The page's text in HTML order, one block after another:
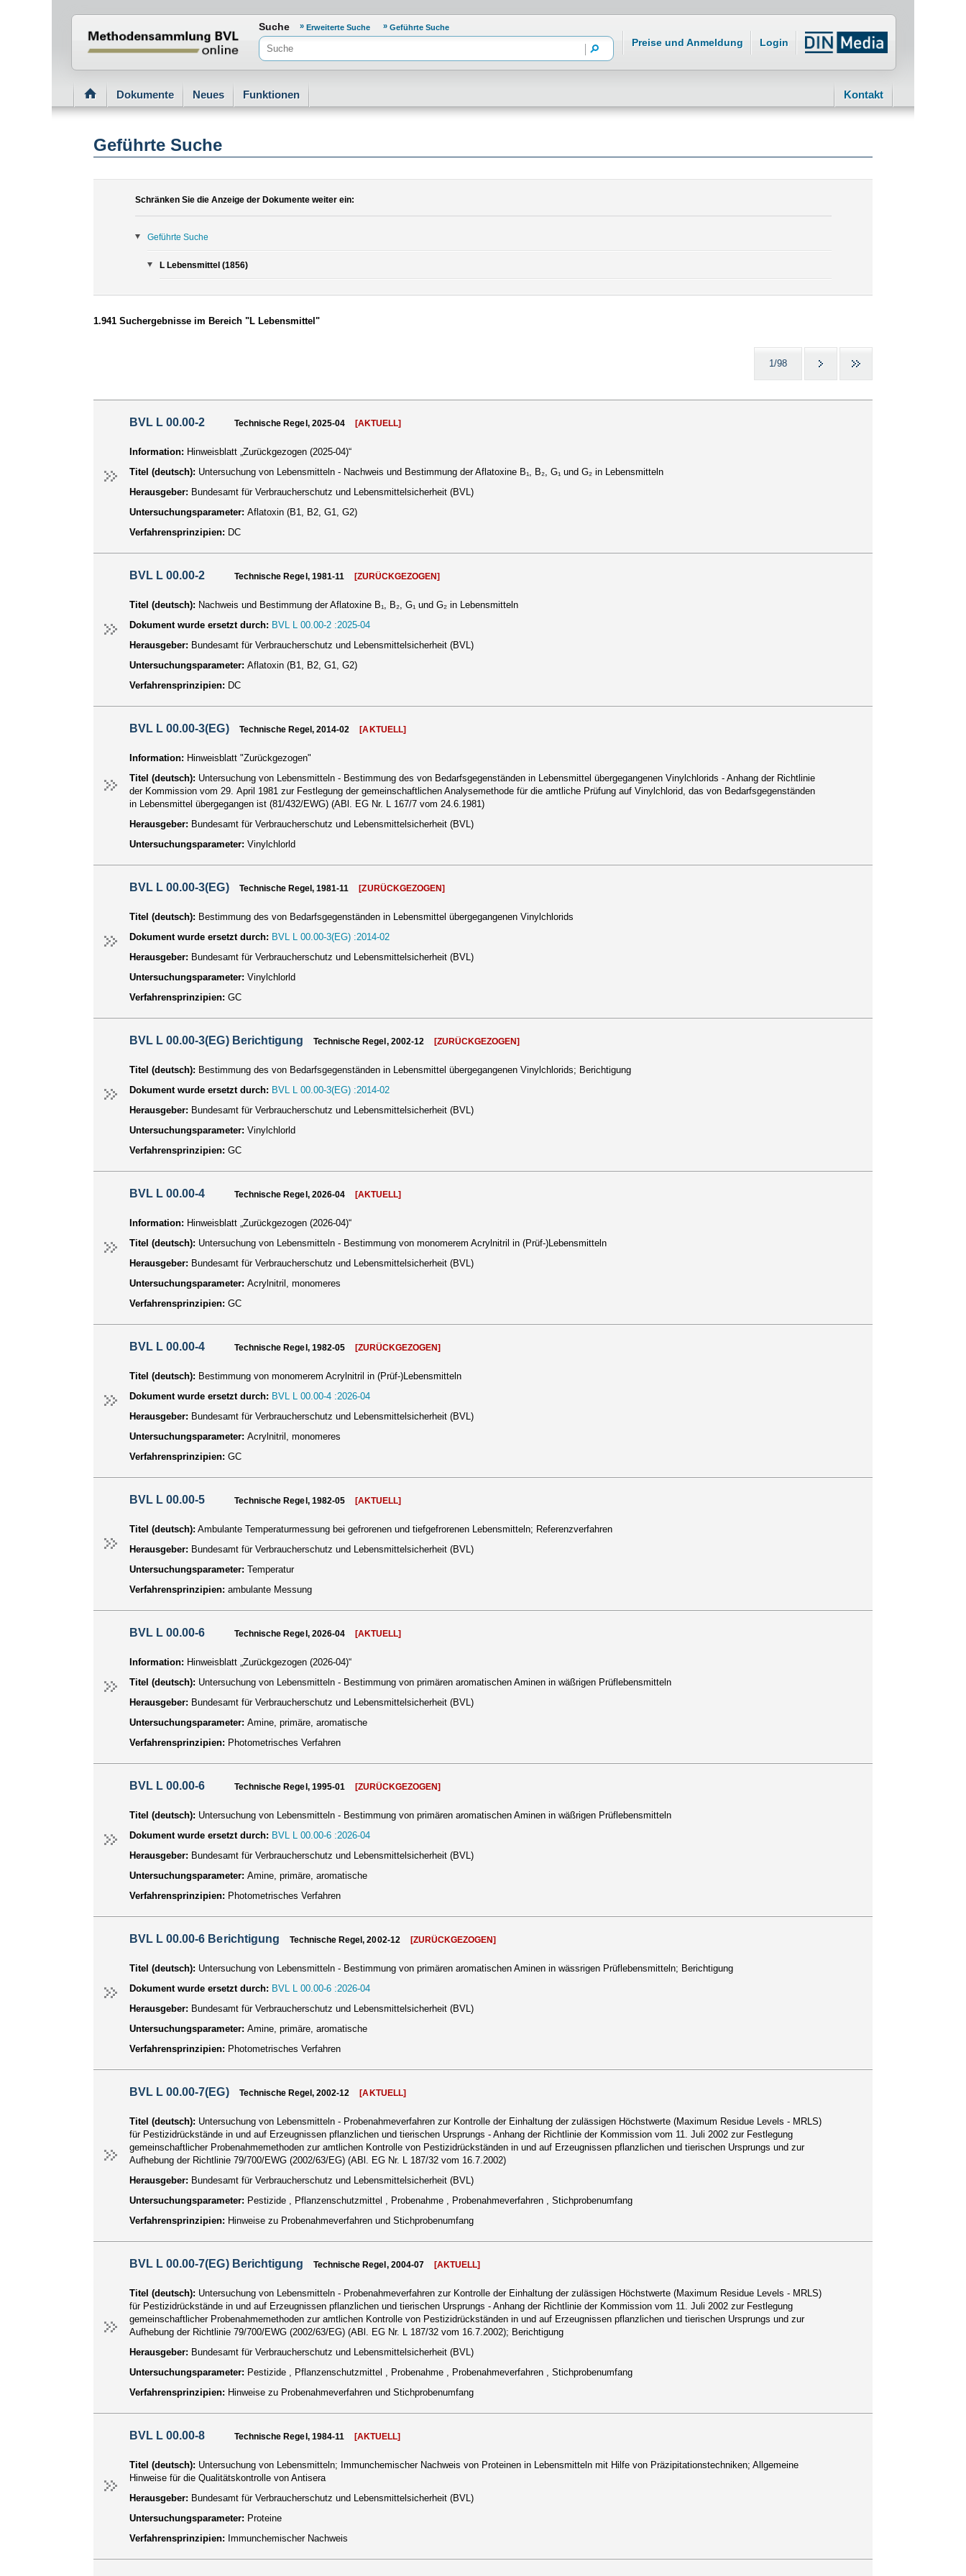
Normenportal Barrierefreiheit
Suche Erweiterte Suche Geführte Suche
Preise und Anmeldung Login
Dokumente Neues Funktionen Kontakt
Geführte Suche
Schränken Sie die Anzeige der Dokumente weiter ein:
Geführte Suche
L Lebensmittel (1856)
1.941 Suchergebnisse im Bereich "L Lebensmittel"
1/98
BVL L 00.00-2 Technische Regel, 2025-04 [AKTUELL]
Information: Hinweisblatt „Zurückgezogen (2025-04)“
Titel (deutsch): Untersuchung von Lebensmitteln - Nachweis und Bestimmung der Aflatoxine B₁, B₂, G₁ und G₂ in Lebensmitteln
Herausgeber: Bundesamt für Verbraucherschutz und Lebensmittelsicherheit (BVL)
Untersuchungsparameter: Aflatoxin (B1, B2, G1, G2)
Verfahrensprinzipien: DC
BVL L 00.00-2 Technische Regel, 1981-11 [ZURÜCKGEZOGEN]
Titel (deutsch): Nachweis und Bestimmung der Aflatoxine B₁, B₂, G₁ und G₂ in Lebensmitteln
Dokument wurde ersetzt durch: BVL L 00.00-2 :2025-04
Herausgeber: Bundesamt für Verbraucherschutz und Lebensmittelsicherheit (BVL)
Untersuchungsparameter: Aflatoxin (B1, B2, G1, G2)
Verfahrensprinzipien: DC
BVL L 00.00-3(EG) Technische Regel, 2014-02 [AKTUELL]
Information: Hinweisblatt "Zurückgezogen"
Titel (deutsch): Untersuchung von Lebensmitteln - Bestimmung des von Bedarfsgegenständen in Lebensmittel übergegangenen Vinylchlorids - Anhang der Richtlinie
der Kommission vom 29. April 1981 zur Festlegung der gemeinschaftlichen Analysemethode für die amtliche Prüfung auf Vinylchlorid, das von Bedarfsgegenständen
in Lebensmittel übergegangen ist (81/432/EWG) (ABl. EG Nr. L 167/7 vom 24.6.1981)
Herausgeber: Bundesamt für Verbraucherschutz und Lebensmittelsicherheit (BVL)
Untersuchungsparameter: Vinylchlorld
BVL L 00.00-3(EG) Technische Regel, 1981-11 [ZURÜCKGEZOGEN]
Titel (deutsch): Bestimmung des von Bedarfsgegenständen in Lebensmittel übergegangenen Vinylchlorids
Dokument wurde ersetzt durch: BVL L 00.00-3(EG) :2014-02
Herausgeber: Bundesamt für Verbraucherschutz und Lebensmittelsicherheit (BVL)
Untersuchungsparameter: Vinylchlorld
Verfahrensprinzipien: GC
BVL L 00.00-3(EG) Berichtigung Technische Regel, 2002-12 [ZURÜCKGEZOGEN]
Titel (deutsch): Bestimmung des von Bedarfsgegenständen in Lebensmittel übergegangenen Vinylchlorids; Berichtigung
Dokument wurde ersetzt durch: BVL L 00.00-3(EG) :2014-02
Herausgeber: Bundesamt für Verbraucherschutz und Lebensmittelsicherheit (BVL)
Untersuchungsparameter: Vinylchlorld
Verfahrensprinzipien: GC
BVL L 00.00-4 Technische Regel, 2026-04 [AKTUELL]
Information: Hinweisblatt „Zurückgezogen (2026-04)“
Titel (deutsch): Untersuchung von Lebensmitteln - Bestimmung von monomerem Acrylnitril in (Prüf-)Lebensmitteln
Herausgeber: Bundesamt für Verbraucherschutz und Lebensmittelsicherheit (BVL)
Untersuchungsparameter: Acrylnitril, monomeres
Verfahrensprinzipien: GC
BVL L 00.00-4 Technische Regel, 1982-05 [ZURÜCKGEZOGEN]
Titel (deutsch): Bestimmung von monomerem Acrylnitril in (Prüf-)Lebensmitteln
Dokument wurde ersetzt durch: BVL L 00.00-4 :2026-04
Herausgeber: Bundesamt für Verbraucherschutz und Lebensmittelsicherheit (BVL)
Untersuchungsparameter: Acrylnitril, monomeres
Verfahrensprinzipien: GC
BVL L 00.00-5 Technische Regel, 1982-05 [AKTUELL]
Titel (deutsch): Ambulante Temperaturmessung bei gefrorenen und tiefgefrorenen Lebensmitteln; Referenzverfahren
Herausgeber: Bundesamt für Verbraucherschutz und Lebensmittelsicherheit (BVL)
Untersuchungsparameter: Temperatur
Verfahrensprinzipien: ambulante Messung
BVL L 00.00-6 Technische Regel, 2026-04 [AKTUELL]
Information: Hinweisblatt „Zurückgezogen (2026-04)“
Titel (deutsch): Untersuchung von Lebensmitteln - Bestimmung von primären aromatischen Aminen in wäßrigen Prüflebensmitteln
Herausgeber: Bundesamt für Verbraucherschutz und Lebensmittelsicherheit (BVL)
Untersuchungsparameter: Amine, primäre, aromatische
Verfahrensprinzipien: Photometrisches Verfahren
BVL L 00.00-6 Technische Regel, 1995-01 [ZURÜCKGEZOGEN]
Titel (deutsch): Untersuchung von Lebensmitteln - Bestimmung von primären aromatischen Aminen in wäßrigen Prüflebensmitteln
Dokument wurde ersetzt durch: BVL L 00.00-6 :2026-04
Herausgeber: Bundesamt für Verbraucherschutz und Lebensmittelsicherheit (BVL)
Untersuchungsparameter: Amine, primäre, aromatische
Verfahrensprinzipien: Photometrisches Verfahren
BVL L 00.00-6 Berichtigung Technische Regel, 2002-12 [ZURÜCKGEZOGEN]
Titel (deutsch): Untersuchung von Lebensmitteln - Bestimmung von primären aromatischen Aminen in wässrigen Prüflebensmitteln; Berichtigung
Dokument wurde ersetzt durch: BVL L 00.00-6 :2026-04
Herausgeber: Bundesamt für Verbraucherschutz und Lebensmittelsicherheit (BVL)
Untersuchungsparameter: Amine, primäre, aromatische
Verfahrensprinzipien: Photometrisches Verfahren
BVL L 00.00-7(EG) Technische Regel, 2002-12 [AKTUELL]
Titel (deutsch): Untersuchung von Lebensmitteln - Probenahmeverfahren zur Kontrolle der Einhaltung der zulässigen Höchstwerte (Maximum Residue Levels - MRLS)
für Pestizidrückstände in und auf Erzeugnissen pflanzlichen und tierischen Ursprungs - Anhang der Richtlinie der Kommission vom 11. Juli 2002 zur Festlegung
gemeinschaftlicher Probenahmemethoden zur amtlichen Kontrolle von Pestizidrückständen in und auf Erzeugnissen pflanzlichen und tierischen Ursprungs und zur
Aufhebung der Richtlinie 79/700/EWG (2002/63/EG) (ABl. EG Nr. L 187/32 vom 16.7.2002)
Herausgeber: Bundesamt für Verbraucherschutz und Lebensmittelsicherheit (BVL)
Untersuchungsparameter: Pestizide , Pflanzenschutzmittel , Probenahme , Probenahmeverfahren , Stichprobenumfang
Verfahrensprinzipien: Hinweise zu Probenahmeverfahren und Stichprobenumfang
BVL L 00.00-7(EG) Berichtigung Technische Regel, 2004-07 [AKTUELL]
Titel (deutsch): Untersuchung von Lebensmitteln - Probenahmeverfahren zur Kontrolle der Einhaltung der zulässigen Höchstwerte (Maximum Residue Levels - MRLS)
für Pestizidrückstände in und auf Erzeugnissen pflanzlichen und tierischen Ursprungs - Anhang der Richtlinie der Kommission vom 11. Juli 2002 zur Festlegung
gemeinschaftlicher Probenahmemethoden zur amtlichen Kontrolle von Pestizidrückständen in und auf Erzeugnissen pflanzlichen und tierischen Ursprungs und zur
Aufhebung der Richtlinie 79/700/EWG (2002/63/EG) (ABl. EG Nr. L 187/32 vom 16.7.2002); Berichtigung
Herausgeber: Bundesamt für Verbraucherschutz und Lebensmittelsicherheit (BVL)
Untersuchungsparameter: Pestizide , Pflanzenschutzmittel , Probenahme , Probenahmeverfahren , Stichprobenumfang
Verfahrensprinzipien: Hinweise zu Probenahmeverfahren und Stichprobenumfang
BVL L 00.00-8 Technische Regel, 1984-11 [AKTUELL]
Titel (deutsch): Untersuchung von Lebensmitteln; Immunchemischer Nachweis von Proteinen in Lebensmitteln mit Hilfe von Präzipitationstechniken; Allgemeine
Hinweise für die Qualitätskontrolle von Antisera
Herausgeber: Bundesamt für Verbraucherschutz und Lebensmittelsicherheit (BVL)
Untersuchungsparameter: Proteine
Verfahrensprinzipien: Immunchemischer Nachweis